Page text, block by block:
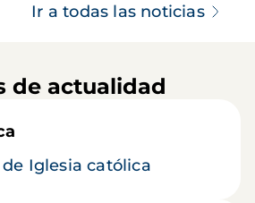
Ir a todas las noticias
de actualidad
Iglesia católica